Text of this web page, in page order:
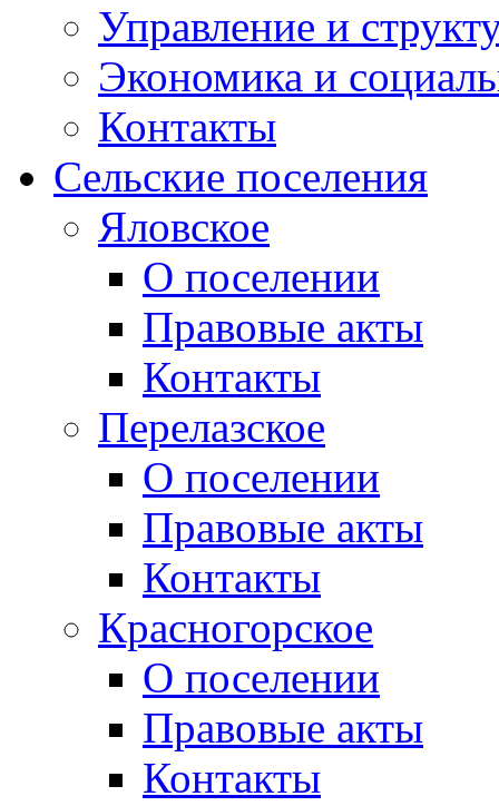
Управление и
Экономика и
Контакты
Сельские поселения
Яловское
О поселении
Правовые акты
Контакты
Перелазское
О поселении
Правовые акты
Контакты
Красногорское
О поселении
Правовые акты
Контакты